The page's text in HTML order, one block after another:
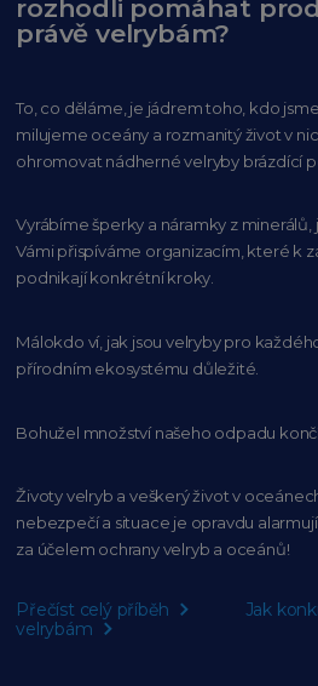
rozhodli pomáhat
právě velrybám?
To, co děláme, je jádrem toho, kdo
milujeme oceány a rozmanitý život v
ohromovat nádherné velryby brázdící
Vyrábíme šperky a náramky z
Vámi přispíváme organizacím,které k
podnikají konkrétní kroky.
Málokdo ví, jak jsou velryby pro
přírodním ekosystému důležité.
Bohužel množství našeho odpadu
Životy velryb a veškerý život v
nebezpečí a situace je opravdu
za účelem ochrany velryb a oceánů!
Přečíst celý příběh
Jak
velrybám